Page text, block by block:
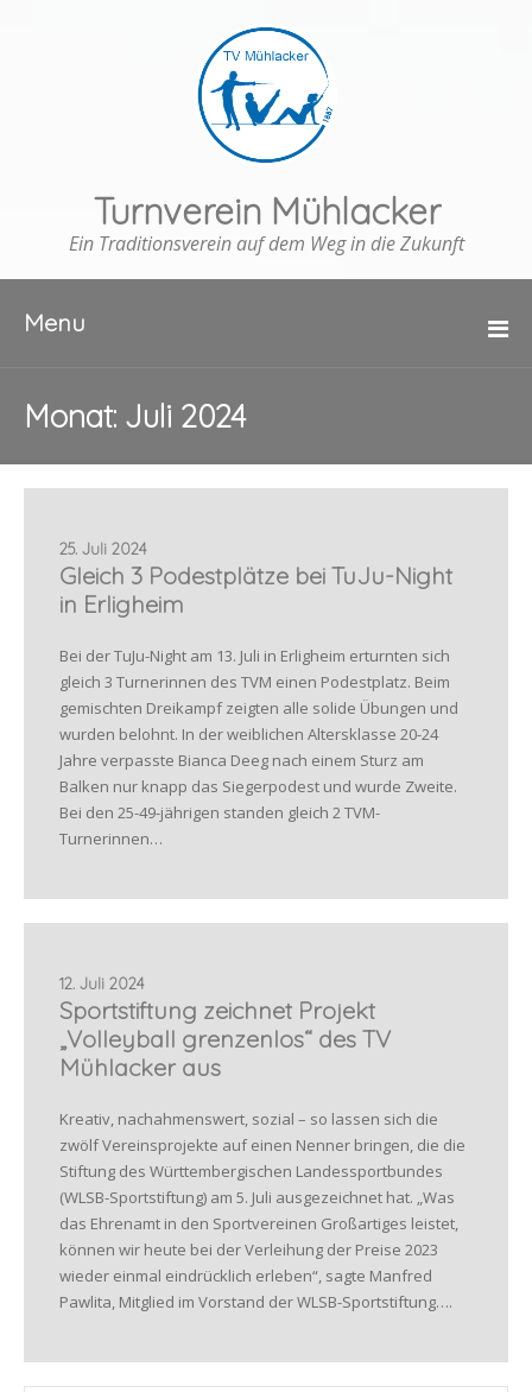
Turnverein Mühlacker
Ein Traditionsverein auf dem Weg in die Zukunft
Menu
Monat: Juli 2024
25. Juli 2024
Gleich 3 Podestplätze bei TuJu-Night
in Erligheim
Bei der TuJu-Night am 13. Juli in Erligheim erturnten sich
gleich 3 Turnerinnen des TVM einen Podestplatz. Beim
gemischten Dreikampf zeigten alle solide Übungen und
wurden belohnt. In der weiblichen Altersklasse 20-24
Jahre verpasste Bianca Deeg nach einem Sturz am
Balken nur knapp das Siegerpodest und wurde Zweite.
Bei den 25-49-jährigen standen gleich 2 TVM-
Turnerinnen…
12. Juli 2024
Sportstiftung zeichnet Projekt
„Volleyball grenzenlos“ des TV
Mühlacker aus
Kreativ, nachahmenswert, sozial – so lassen sich die
zwölf Vereinsprojekte auf einen Nenner bringen, die die
Stiftung des Württembergischen Landessportbundes
(WLSB-Sportstiftung) am 5. Juli ausgezeichnet hat. „Was
das Ehrenamt in den Sportvereinen Großartiges leistet,
können wir heute bei der Verleihung der Preise 2023
wieder einmal eindrücklich erleben“, sagte Manfred
Pawlita, Mitglied im Vorstand der WLSB-Sportstiftung….